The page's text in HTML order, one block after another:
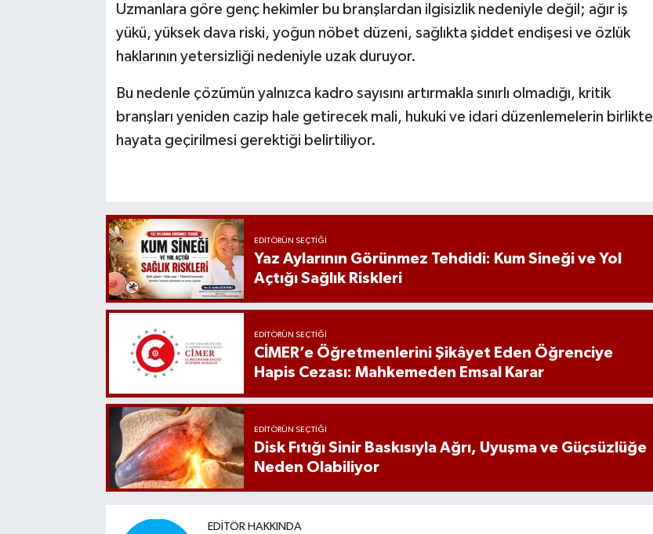
Uzmanlara göre genç hekimler bu branşlardan ilgisizlik nedeniyle değil; ağır iş
yükü, yüksek dava riski, yoğun nöbet düzeni, sağlıkta şiddet endişesi ve özlük
haklarının yetersizliği nedeniyle uzak duruyor.
Bu nedenle çözümün yalnızca kadro sayısını artırmakla sınırlı olmadığı, kritik
branşları yeniden cazip hale getirecek mali, hukuki ve idari düzenlemelerin birlikte
hayata geçirilmesi gerektiği belirtiliyor.
EDITÖRÜN SEÇTIĞI
Yaz Aylarının Görünmez Tehdidi: Kum Sineği ve Yol
Açtığı Sağlık Riskleri
EDITÖRÜN SEÇTIĞI
CİMER’e Öğretmenlerini Şikâyet Eden Öğrenciye
Hapis Cezası: Mahkemeden Emsal Karar
EDITÖRÜN SEÇTIĞI
Disk Fıtığı Sinir Baskısıyla Ağrı, Uyuşma ve Güçsüzlüğe
Neden Olabiliyor
EDITÖR HAKKINDA